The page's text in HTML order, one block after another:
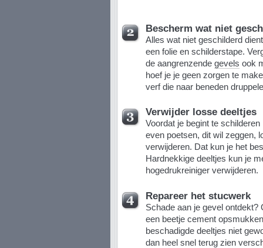
Bescherm wat niet
Alles wat niet geschilderd
een folie en schilderstape.
de aangrenzende gevels ook
hoef je je geen zorgen te
verf die naar beneden
Verwijder losse deeltjes
Voordat je begint te
even poetsen, dit wil zeggen,
verwijderen. Dat kun je het
Hardnekkige deeltjes kun je
hogedrukreiniger verwijderen.
Repareer het stucwerk
Schade aan je gevel ontdekt?
een beetje cement
beschadigde deeltjes niet
dan heel snel terug zien